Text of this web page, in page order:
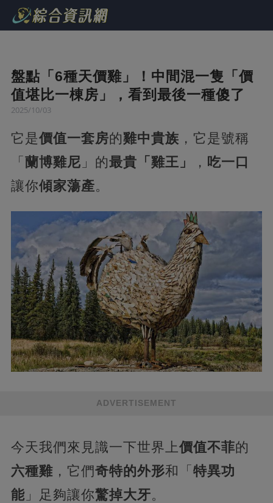
盤點「6種天價雞」！中間混一隻「價
值堪比一棟房」，看到最後一種傻了
2025/10/03
它是價值一套房的雞中貴族 ，它是號稱
「 蘭博雞尼 」的最貴「雞王」 ， 吃一口
讓你傾家蕩產。
ADVERTISEMENT
今天我們來見識一下世界上價值不菲的
六種雞，它們奇特的外形和「 特異功
能」足夠讓你驚掉大牙。